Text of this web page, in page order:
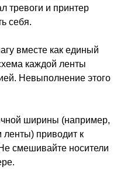
тревоги и принтер
себя.
вместе как единый
каждой ленты
Невыполнение этого
ширины (например,
ленты) приводит к
смешивайте носители